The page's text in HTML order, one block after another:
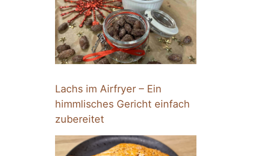
Lachs im Airfryer – Ein
himmlisches Gericht einfach
zubereitet